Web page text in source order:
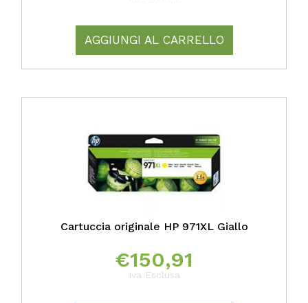
AGGIUNGI AL CARRELLO
Cartuccia originale HP 971XL Giallo
€150,91
Iva Esclusa